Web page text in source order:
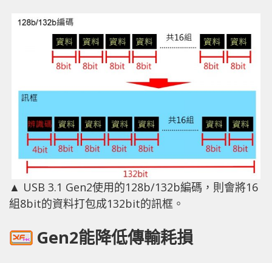
▲ USB 3.1 Gen2使用的128b/132b編碼，則會將16
組8bit的資料打包成132bit的訊框。
Gen2能降低傳輸耗損